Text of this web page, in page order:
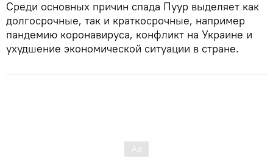
Среди основных причин спада Пуур выделяет как
долгосрочные, так и краткосрочные, например
пандемию коронавируса, конфликт на Украине и
ухудшение экономической ситуации в стране.